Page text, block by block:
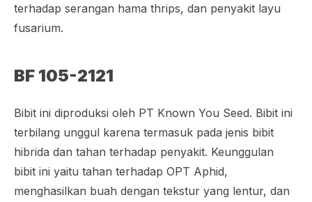
terhadap serangan hama thrips, dan penyakit layu
fusarium.
BF 105-2121
Bibit ini diproduksi oleh PT Known You Seed. Bibit ini
terbilang unggul karena termasuk pada jenis bibit
hibrida dan tahan terhadap penyakit. Keunggulan
bibit ini yaitu tahan terhadap OPT Aphid,
menghasilkan buah dengan tekstur yang lentur, dan